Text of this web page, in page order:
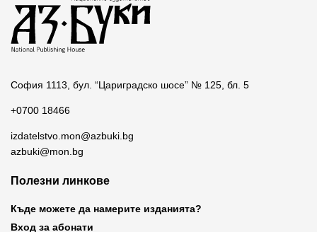
София 1113, бул. “Цариградско шосе” № 125, бл. 5
+0700 18466
izdatelstvo.mon@azbuki.bg
azbuki@mon.bg
Полезни линкове
Къде можете да намерите изданията?
Вход за абонати